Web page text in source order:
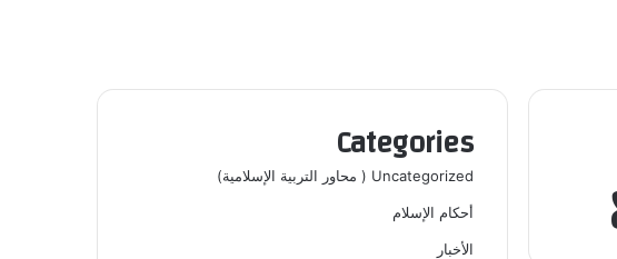
Categories
Uncategorized ( محاور التربية الإسلامية)
أحكام الإسلام
الأخبار